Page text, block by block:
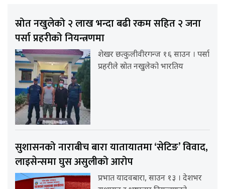
स्रोत नखुलेको २ लाख भन्दा बढी रकम सहित २ जना
पर्सा प्रहरीको नियन्त्रणमा
शेखर छत्कुलीवीरगन्ज १६ साउन । पर्सा
प्रहरीले स्रोत नखुलेको भारतिय
सुशासनको नाराबीच बारा यातायातमा ‘सेटिङ’ विवाद,
लाइसेन्समा घुस असुलीको आरोप
प्रभात यादवबारा, साउन १३ । देशभर